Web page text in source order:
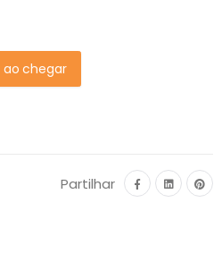
ao chegar
Partilhar